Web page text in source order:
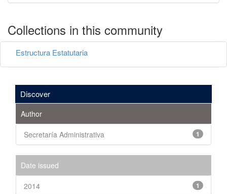
Collections in this community
Estructura Estatutaria
Discover
Author
1
Secretaría Administrativa
Date issued
1
2014